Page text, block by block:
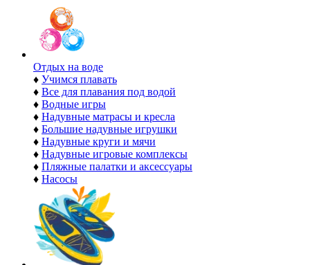
Отдых на воде
♦ Учимся плавать
♦ Все для плавания под водой
♦ Водные игры
♦ Надувные матрасы и кресла
♦ Большие надувные игрушки
♦ Надувные круги и мячи
♦ Надувные игровые комплексы
♦ Пляжные палатки и аксессуары
♦ Насосы